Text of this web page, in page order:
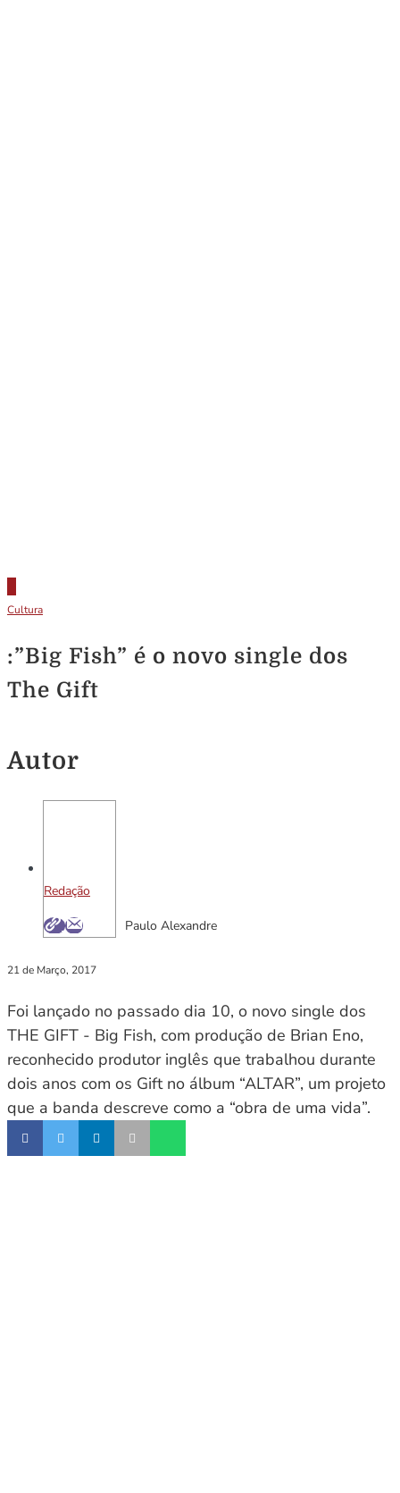
Cultura
:”Big Fish” é o novo single dos
The Gift
Autor
Redação
Paulo Alexandre
21 de Março, 2017
Foi lançado no passado dia 10, o novo single dos
THE GIFT - Big Fish, com produção de Brian Eno,
reconhecido produtor inglês que trabalhou durante
dois anos com os Gift no álbum “ALTAR”, um projeto
que a banda descreve como a “obra de uma vida”.